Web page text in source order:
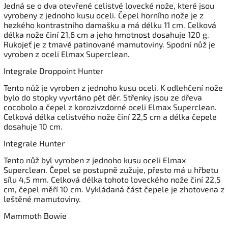
Jedná se o dva otevřené celistvé lovecké nože, které jsou
vyrobeny z jednoho kusu oceli. Čepel horního nože je z
hezkého kontrastního damašku a má délku 11 cm. Celková
délka nože činí 21,6 cm a jeho hmotnost dosahuje 120 g.
Rukojeť je z tmavé patinované mamutoviny. Spodní nůž je
vyroben z oceli Elmax Superclean.
Integrale Droppoint Hunter
Tento nůž je vyroben z jednoho kusu oceli. K odlehčení nože
bylo do stopky vyvrtáno pět děr. Střenky jsou ze dřeva
cocobolo a čepel z korozivzdorné oceli Elmax Superclean.
Celková délka celistvého nože činí 22,5 cm a délka čepele
dosahuje 10 cm.
Integrale Hunter
Tento nůž byl vyroben z jednoho kusu oceli Elmax
Superclean. Čepel se postupně zužuje, přesto má u hřbetu
sílu 4,5 mm. Celková délka tohoto loveckého nože činí 22,5
cm, čepel měří 10 cm. Vykládaná část čepele je zhotovena z
leštěné mamutoviny.
Mammoth Bowie